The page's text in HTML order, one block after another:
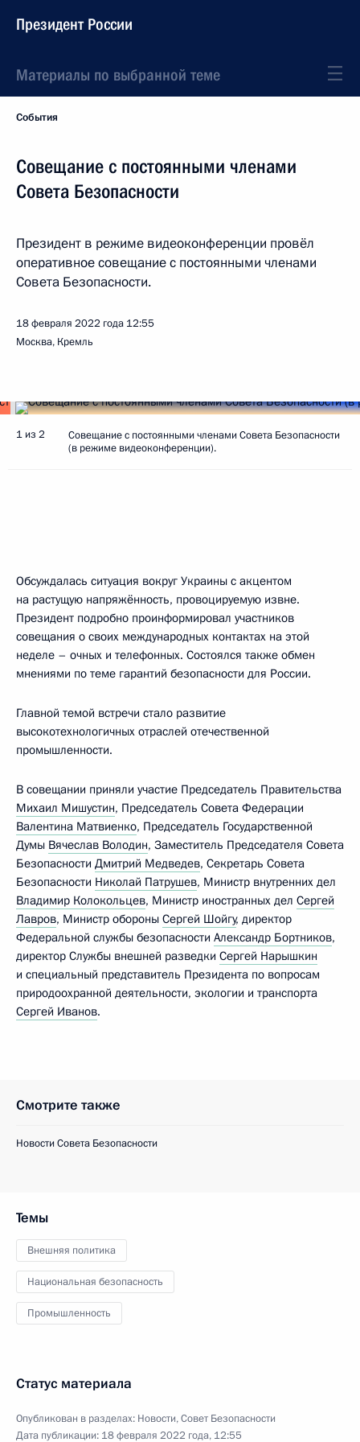
Президент России
Материалы по выбранной теме
События
Совещание с постоянными членами
Совета Безопасности
Президент в режиме видеоконференции провёл
оперативное совещание с постоянными членами
Совета Безопасности.
18 февраля 2022 года 12:55
Москва, Кремль
1 из 2
Совещание с постоянными членами Совета Безопасности
(в режиме видеоконференции).
Обсуждалась ситуация вокруг Украины с акцентом
на растущую напряжённость, провоцируемую извне.
Президент подробно проинформировал участников
совещания о своих международных контактах на этой
неделе – очных и телефонных. Состоялся также обмен
мнениями по теме гарантий безопасности для России.
Главной темой встречи стало развитие
высокотехнологичных отраслей отечественной
промышленности.
В совещании приняли участие Председатель Правительства
Михаил Мишустин, Председатель Совета Федерации
Валентина Матвиенко, Председатель Государственной
Думы Вячеслав Володин, Заместитель Председателя Совета
Безопасности Дмитрий Медведев, Секретарь Совета
Безопасности Николай Патрушев, Министр внутренних дел
Владимир Колокольцев, Министр иностранных дел Сергей
Лавров, Министр обороны Сергей Шойгу, директор
Федеральной службы безопасности Александр Бортников,
директор Службы внешней разведки Сергей Нарышкин
и специальный представитель Президента по вопросам
природоохранной деятельности, экологии и транспорта
Сергей Иванов.
Смотрите также
Новости Совета Безопасности
Темы
Внешняя политика
Национальная безопасность
Промышленность
Статус материала
Опубликован в разделах: Новости,Совет Безопасности
Дата публикации: 18 февраля 2022 года, 12:55